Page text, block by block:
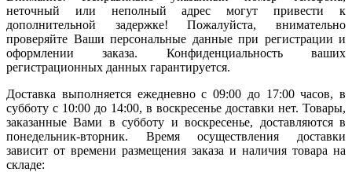
неточный или неполный адрес могут привести к
дополнительной задержке! Пожалуйста, внимательно
проверяйте Ваши персональные данные при регистрации и
оформлении заказа. Конфиденциальность ваших
регистрационных данных гарантируется.
Доставка выполняется ежедневно с 09:00 до 17:00 часов, в
субботу с 10:00 до 14:00, в воскресенье доставки нет. Товары,
заказанные Вами в субботу и воскресенье, доставляются в
понедельник-вторник. Время осуществления доставки
зависит от времени размещения заказа и наличия товара на
складе: